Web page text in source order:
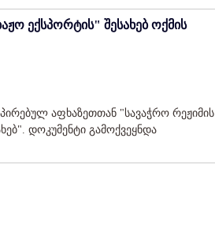
ექსპორტის" შესახებ ოქმის
აფხაზეთთან "სავაჭრო რეჟიმის
დოკუმენტი გამოქვეყნდა